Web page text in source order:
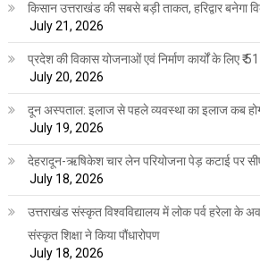
किसान उत्तराखंड की सबसे बड़ी ताकत, हरिद्वार बनेगा
July 21, 2026
प्रदेश की विकास योजनाओं एवं निर्माण कार्यों के लिए ₹
July 20, 2026
दून अस्पताल: इलाज से पहले व्यवस्था का इलाज कब
July 19, 2026
देहरादून-ऋषिकेश चार लेन परियोजना पेड़ कटाई पर
July 18, 2026
उत्तराखंड संस्कृत विश्वविद्यालय में लोक पर्व हरेला के
संस्कृत शिक्षा ने किया पौंधारोपण
July 18, 2026